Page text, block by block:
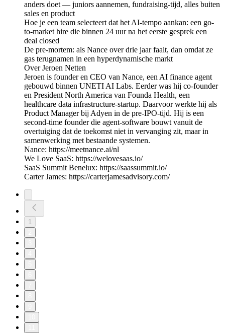
anders doet — juniors aannemen, fundraising-tijd, alles buiten
sales en product
Hoe je een team selecteert dat het AI-tempo aankan: een go-
to-market hire die binnen 24 uur na het eerste gesprek een
deal closed
De pre-mortem: als Nance over drie jaar faalt, dan omdat ze
gas terugnamen in een hyperdynamische markt
Over Jeroen Netten
Jeroen is founder en CEO van Nance, een AI finance agent
gebouwd binnen UNETI AI Labs. Eerder was hij co-founder
en President North America van Founda Health, een
healthcare data infrastructure-startup. Daarvoor werkte hij als
Product Manager bij Adyen in de pre-IPO-tijd. Hij is een
second-time founder die agent-software bouwt vanuit de
overtuiging dat de toekomst niet in vervanging zit, maar in
samenwerking met bestaande systemen.
Nance: https://meetnance.ai/nl
We Love SaaS: https://welovesaas.io/
SaaS Summit Benelux: https://saassummit.io/
Carter James: https://carterjamesadvisory.com/
1